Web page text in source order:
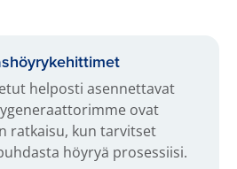
helposti asennettavat
ovat
ratkaisu, kun tarvitset
höyryä prosessiisi.